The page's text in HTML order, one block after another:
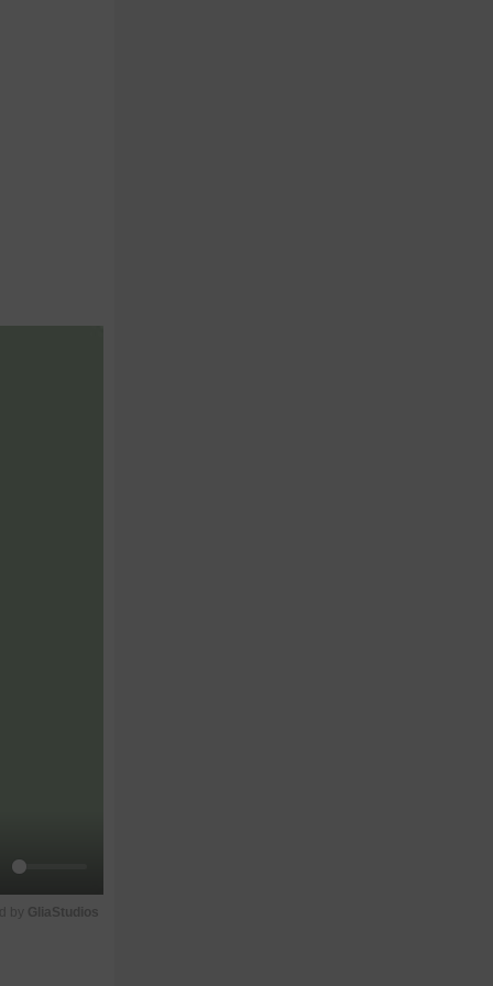
by GliaStudios